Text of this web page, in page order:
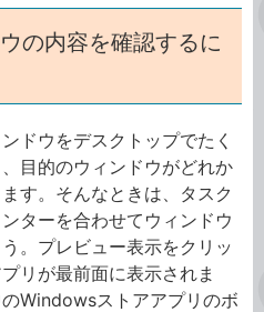
の内容を確認するに
ドウをデスクトップでたく
目的のウィンドウがどれか
す。そんなときは、タスク
ターを合わせてウィンドウ
。プレビュー表示をクリッ
リが最前面に表示されま
Windowsストアアプリのボ